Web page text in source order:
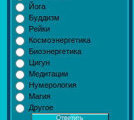
Йога
Буддизм
Рейки
Космоэнергетика
Биоэнергетика
Цигун
Медитации
Нумерология
Магия
Другое